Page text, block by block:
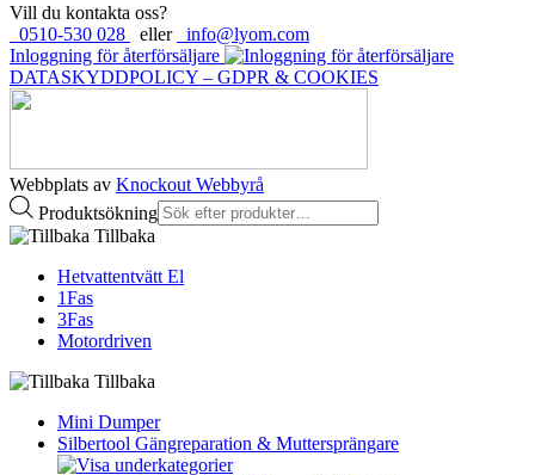
Vill du kontakta oss?
0510-530 028
eller
info@lyom.com
Inloggning för återförsäljare
DATASKYDDPOLICY – GDPR & COOKIES
Webbplats av Knockout Webbyrå
Produktsökning
Tillbaka
Hetvattentvätt El
1Fas
3Fas
Motordriven
Tillbaka
Mini Dumper
Silbertool Gängreparation & Muttersprängare